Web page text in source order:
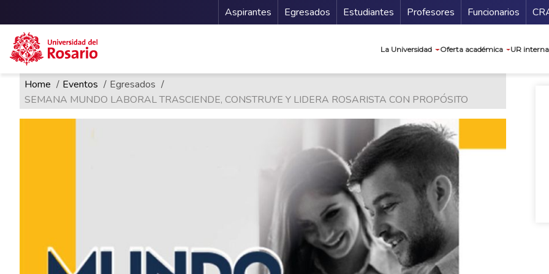
Pasar al contenido principal
Menu Secundario
Aspirantes Egresados Estudiantes Profesores Funcionarios
La Universidad Oferta académica UR
Ruta de navegación
Home Eventos
Egresados
SEMANA MUNDO LABORAL TRASCIENDE, CONSTRUYE Y LIDERA ROSARISTA CON PROPÓSITO